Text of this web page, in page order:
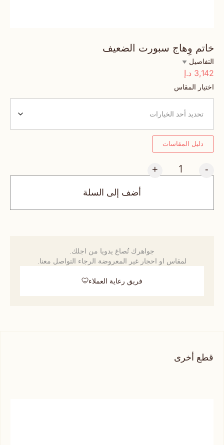
خاتم وِهاج سبورت الضعيف
التفاصيل
3,142 د.إ
اختيار المقاس
دليل المقاسات
-
+
أضف إلى السلة
جواهرك تُصاغ يدويا من اجلك.
لمقاس او احجار غير المعروضة الرجاء التواصل معنا.
فريق رعاية العملاء
قطع أخرى